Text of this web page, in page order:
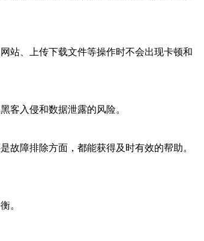
站、上传下载文件等操作时不会出现卡顿和
客入侵和数据泄露的风险。
故障排除方面，都能获得及时有效的帮助。
。